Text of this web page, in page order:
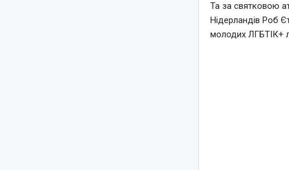
Та за святковою
Нідерландів Роб
молодих ЛГБТІК+